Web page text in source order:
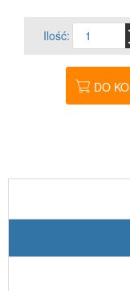
Ilość:
DO